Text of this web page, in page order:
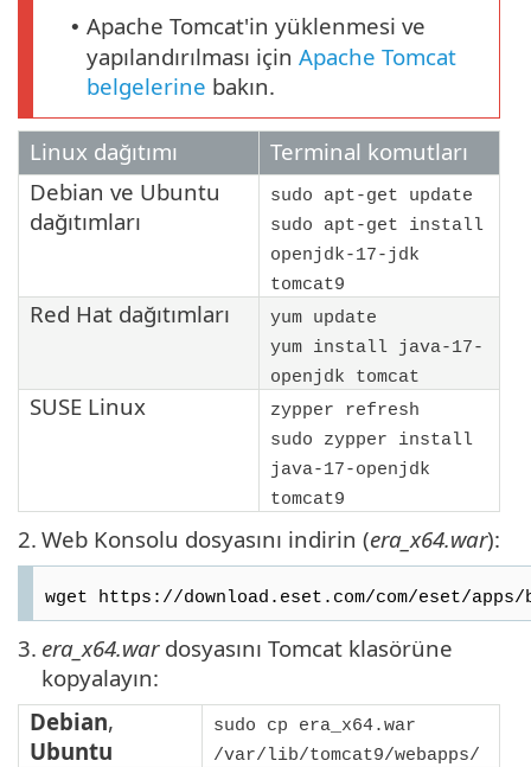
• Apache Tomcat'in yüklenmesi ve
yapılandırılması için Apache Tomcat
belgelerine bakın.
Linux dağıtımı
Terminal komutları
Debian ve Ubuntu
dağıtımları
sudo apt-get update
sudo apt-get install
openjdk-17-jdk
tomcat9
Red Hat dağıtımları
yum update
yum install java-17-
openjdk tomcat
SUSE Linux
zypper refresh
sudo zypper install
java-17-openjdk
tomcat9
2. Web Konsolu dosyasını indirin (era_x64.war):
wget https://download.eset.com/com/eset/
3. era_x64.wardosyasını Tomcat klasörüne
kopyalayın:
Debian,
Ubuntu
sudo cp era_x64.war
/var/lib/tomcat9/webapps/